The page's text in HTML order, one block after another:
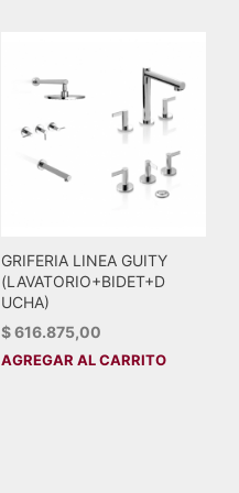
GRIFERIA LINEA GUITY
(LAVATORIO+BIDET+D
UCHA)
$616.875,00
AGREGAR AL CARRITO